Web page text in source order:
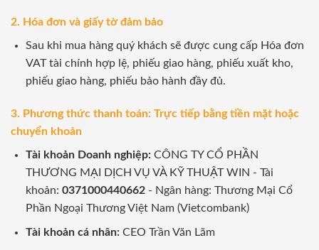
2. Hóa đơn và giấy tờ đảm bảo
Sau khi mua hàng quý khách sẽ được cung cấp Hóa đơn
VAT tài chính hợp lệ, phiếu giao hàng, phiếu xuất kho,
phiếu giao hàng, phiếu bảo hành đầy đủ.
3. Phương thức thanh toán: Trực tiếp bằng tiền mặt hoặc
chuyển khoản
Tài khoản Doanh nghiệp:CÔNG TY CỔ PHẦN
THƯƠNG MẠI DỊCH VỤ VÀ KỸ THUẬT WIN - Tài
khoản: 0371000440662- Ngân hàng: Thương Mại Cổ
Phần Ngoại Thương Việt Nam (Vietcombank)
Tài khoản cá nhân: CEO Trần Văn Lãm